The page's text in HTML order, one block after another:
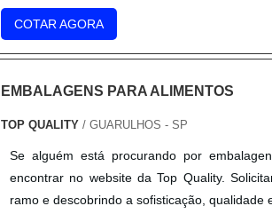
COTAR AGORA
EMBALAGENS PARA ALIMENTOS
TOP QUALITY / GUARULHOS - SP
Se alguém está procurando por
encontrar no website da Top Quality.
ramo e descobrindo a sofisticação,